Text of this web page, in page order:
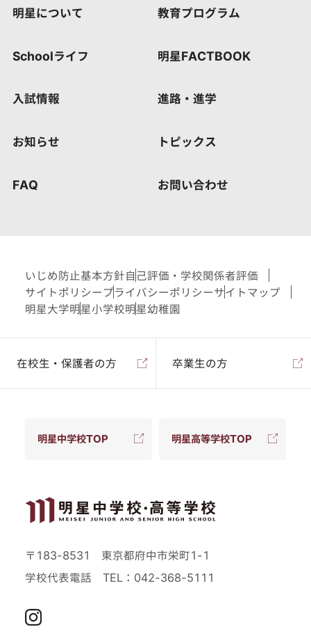
明星について 教育プログラム
Schoolライフ 明星FACTBOOK
入試情報 進路・進学
お知らせ トピックス
FAQ お問い合わせ
いじめ防止基本方針自己評価・学校関係者評価
サイトポリシー プライバシーポリシーサイトマップ
明星大学明星小学校明星幼稚園
在校生・保護者の方 卒業生の方
明星中学校TOP 明星高等学校TOP
〒183-8531 東京都府中市栄町1-1
学校代表電話 TEL：042-368-5111
Instagram